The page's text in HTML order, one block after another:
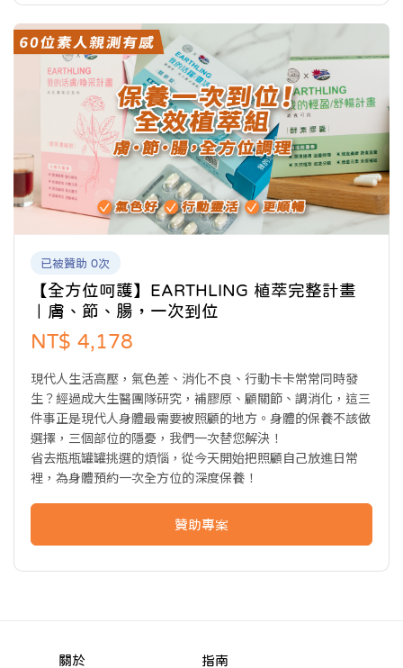
已被贊助 0次
【全方位呵護】EARTHLING 植萃完整計畫
｜膚、節、腸，一次到位
NT$ 4,178
現代人生活高壓，氣色差、消化不良、行動卡卡常常同時發
生？經過成大生醫團隊研究，補膠原、顧關節、調消化，這三
件事正是現代人身體最需要被照顧的地方。身體的保養不該做
選擇，三個部位的隱憂，我們一次替您解決！
省去瓶瓶罐罐挑選的煩惱，從今天開始把照顧自己放進日常
裡，為身體預約一次全方位的深度保養！
贊助專案
關於 指南